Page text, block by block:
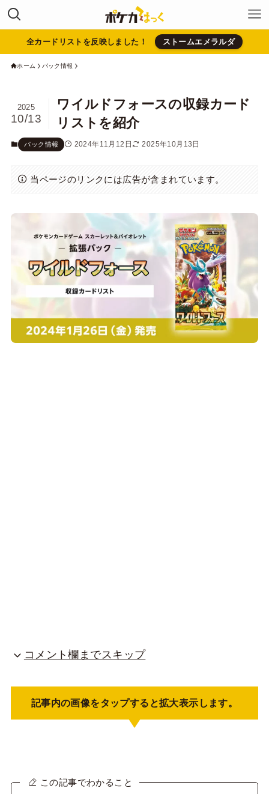
全カードリストを反映しました！ ストームエメラルダ
ホーム パック情報
ワイルドフォースの収録カード
リストを紹介
2025
10/13
パック情報 2024年11月12日 2025年10月13日
当ページのリンクには広告が含まれています。
コメント欄までスキップ
記事内の画像をタップすると拡大表示します。
この記事でわかること